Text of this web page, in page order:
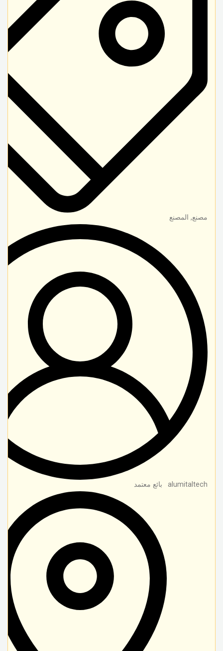
مصنع, المصنع
alumitaltech بائع معتمد